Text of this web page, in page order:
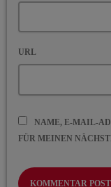
URL
NAME, E-MAIL-
FÜR MEINEN